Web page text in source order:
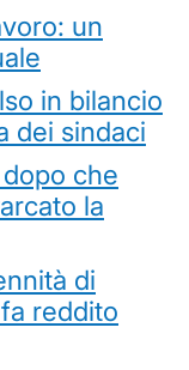
un
in bilancio
dei sindaci
che
la
di
reddito